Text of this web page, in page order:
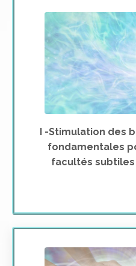
I -Stimulation des
fondamentales
facultés